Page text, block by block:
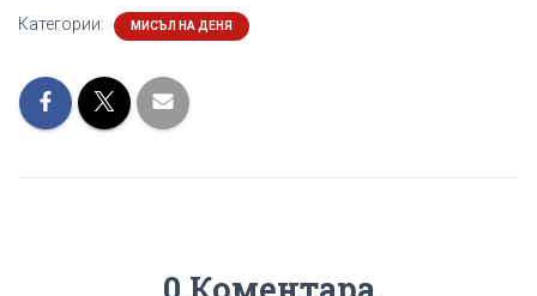
Категории: МИСЪЛ НА ДЕНЯ